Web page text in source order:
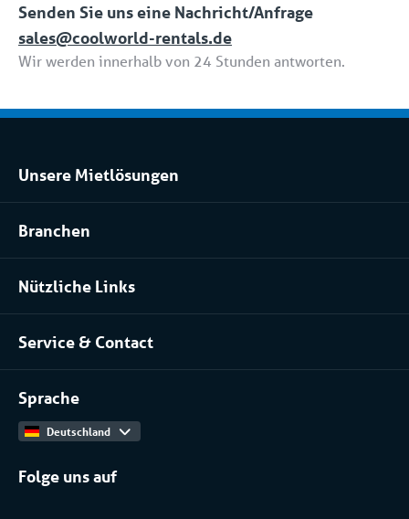
Senden Sie uns eine Nachricht/Anfrage
sales@coolworld-rentals.de
Wir werden innerhalb von 24 Stunden antworten.
Unsere Mietlösungen
Kühlraum und Tiefkühlraum mieten
Prozessanlage mieten
Klimatisierung mieten
Branchen
Pharma
Installateure
Lebensmittel
Nützliche Links
Über uns
Unser Team
Arbeiten bei
Produktkatalog
Service & Contact
Kontakt
Sprache
Deutschland
Folge uns auf